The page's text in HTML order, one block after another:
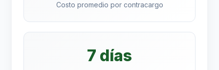
Costo promedio por contracargo
7 días